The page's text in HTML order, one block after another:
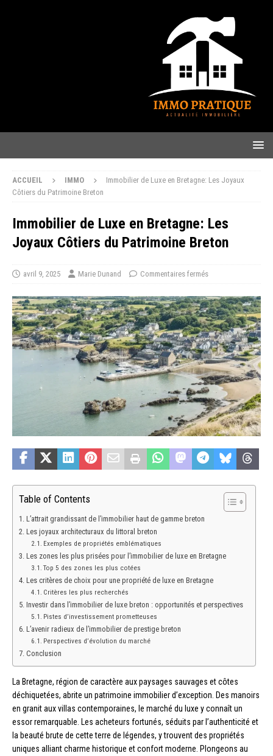
ACCUEIL IMMO
Immobilier de Luxe en Bretagne: Les Joyaux
Côtiers du Patrimoine Breton
Immobilier de Luxe en Bretagne: Les
Joyaux Côtiers du Patrimoine Breton
avril 9, 2025 Marie Dunand Commentaires fermés
Table of Contents
L’attrait grandissant de l’immobilier haut de gamme breton
Les joyaux architecturaux du littoral breton
Exemples de propriétés emblématiques
Les zones les plus prisées pour l’immobilier de luxe en Bretagne
Top 5 des zones les plus cotées
Les critères de choix pour une propriété de luxe en Bretagne
Critères les plus recherchés
Investir dans l’immobilier de luxe breton : opportunités et perspectives
Pistes d’investissement prometteuses
L’avenir radieux de l’immobilier de prestige breton
Perspectives d’évolution du marché
Conclusion
La Bretagne, région de caractère aux paysages sauvages et côtes
déchiquetées, abrite un patrimoine immobilier d’exception. Des manoirs
en granit aux villas contemporaines, le marché du luxe y connaît un
essor remarquable. Les acheteurs fortunés, séduits par l’authenticité et
la beauté brute de cette terre de légendes, y trouvent des propriétés
uniques alliant charme historique et confort moderne. Plongeons au